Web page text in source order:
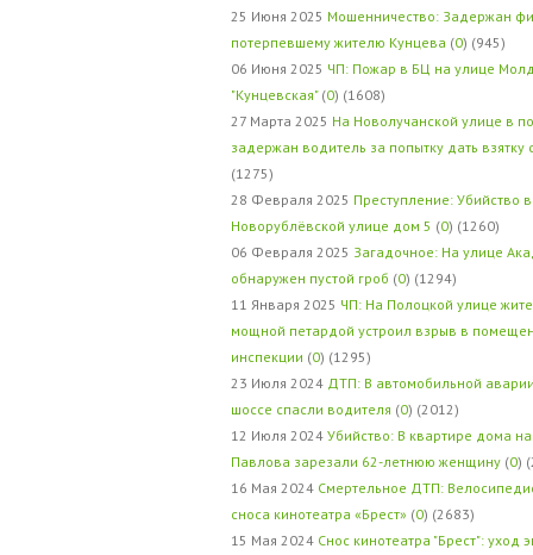
25 Июня 2025 Мошенничество: Задержан
потерпевшему жителю Кунцева (0) (945)
06 Июня 2025 ЧП: Пожар в БЦ на улице
"Кунцевская" (0) (1608)
27 Марта 2025 На Новолучанской улице в
задержан водитель за попытку дать
(1275)
28 Февраля 2025 Преступление: Убийство
Новорублёвской улице дом 5 (0) (1260)
06 Февраля 2025 Загадочное: На улице
обнаружен пустой гроб (0) (1294)
11 Января 2025 ЧП: На Полоцкой улице
мощной петардой устроил взрыв в
инспекции (0) (1295)
23 Июля 2024 ДТП: В автомобильной
шоссе спасли водителя (0) (2012)
12 Июля 2024 Убийство: В квартире дома
Павлова зарезали 62-летнюю женщину (0)
16 Мая 2024 Смертельное ДТП:
сноса кинотеатра «Брест» (0) (2683)
15 Мая 2024 Снос кинотеатра "Брест": уход